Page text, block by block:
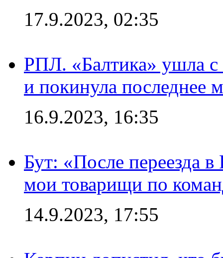
17.9.2023, 02:35
РПЛ. «Балтика» ушла с
и покинула последнее
16.9.2023, 16:35
Бут: «После переезда
мои товарищи по
14.9.2023, 17:55